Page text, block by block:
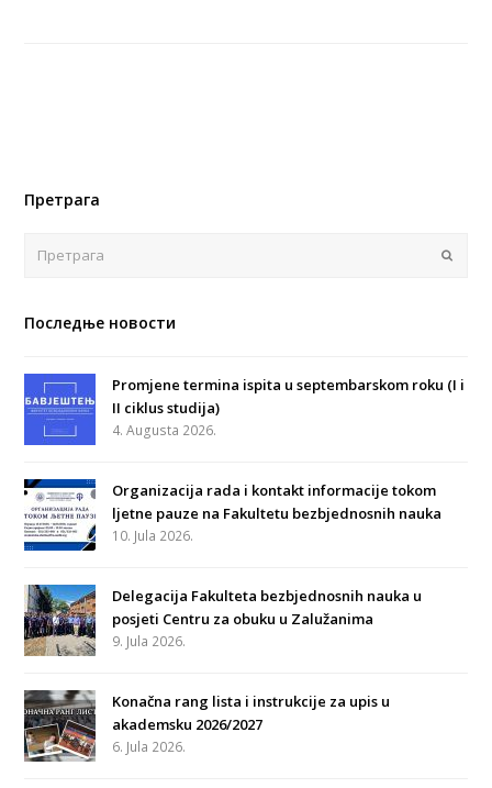
Претрага
Последње новости
Promjene termina ispita u septembarskom roku (I i
II ciklus studija)
4. Augusta 2026.
Organizacija rada i kontakt informacije tokom
ljetne pauze na Fakultetu bezbjednosnih nauka
10. Jula 2026.
Delegacija Fakulteta bezbjednosnih nauka u
posjeti Centru za obuku u Zalužanima
9. Jula 2026.
Konačna rang lista i instrukcije za upis u
akademsku 2026/2027
6. Jula 2026.